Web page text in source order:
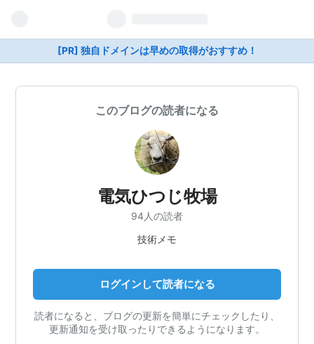
[PR] 独自ドメインは早めの取得がおすすめ！
このブログの読者になる
電気ひつじ牧場
94人の読者
技術メモ
ログインして読者になる
読者になると、ブログの更新を簡単にチェックしたり、
更新通知を受け取ったりできるようになります。